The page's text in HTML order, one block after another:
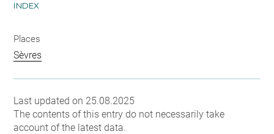
INDEX
Places
Sèvres
Last updated on 25.08.2025
The contents of this entry do not necessarily take
account of the latest data.